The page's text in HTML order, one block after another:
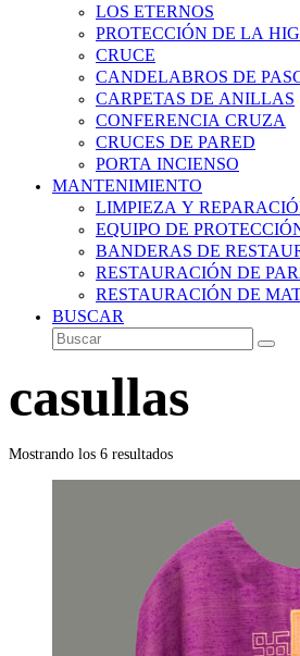
LOS ETERNOS
PROTECCIÓN DE LA
CRUCE
CANDELABROS DE
CARPETAS DE ANILLAS
CONFERENCIA CRUZA
CRUCES DE PARED
PORTA INCIENSO
MANTENIMIENTO
LIMPIEZA Y
EQUIPO DE
BANDERAS DE
RESTAURACIÓN DE
RESTAURACIÓN DE
BUSCAR
Buscar
Enviar
casullas
Mostrando los 6 resultados